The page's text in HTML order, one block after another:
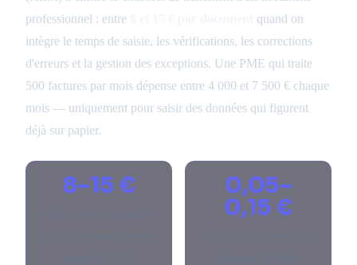
professionnel : entre
quand on
intègre le temps de saisie, les vérifications, les corrections
d'erreurs et la gestion des exceptions. Une PME qui traite
500 factures par mois dépense entre 4 000 et 7 500 € chaque
mois — uniquement pour saisir des données qui figurent
déjà sur papier.
8–15 €
0,05–
0,15 €